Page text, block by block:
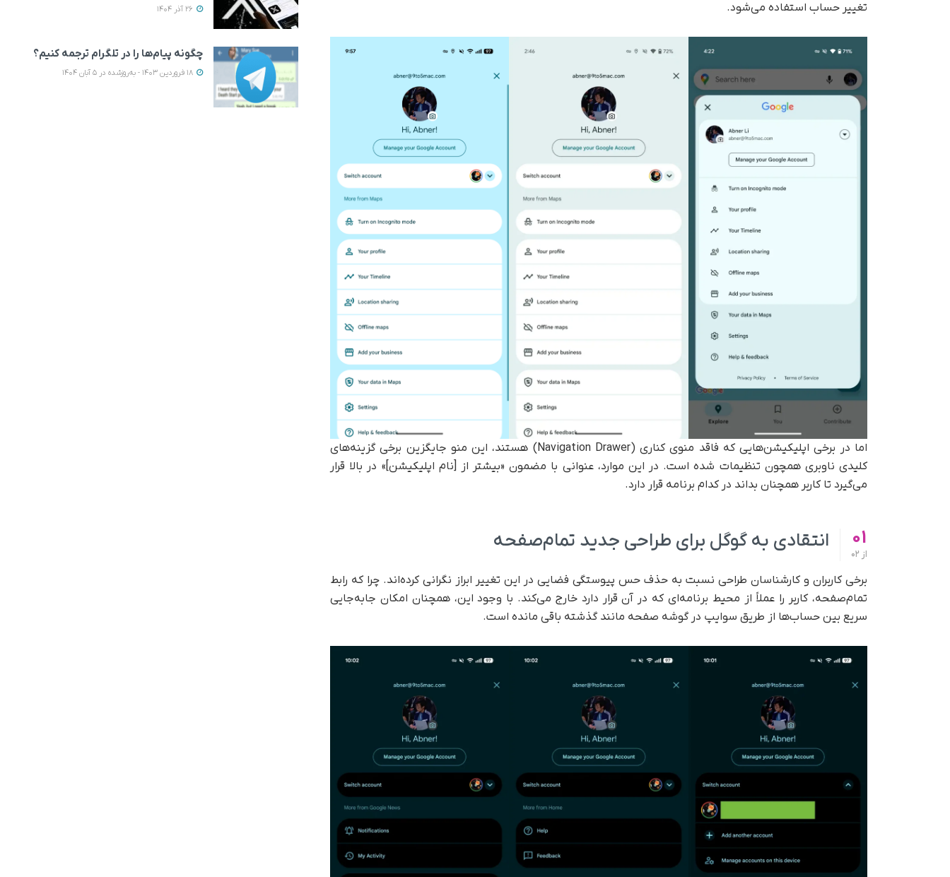
تغییر حساب استفاده می‌شود.
اما در برخی اپلیکیشن‌هایی که فاقد منوی کناری (Navigation Drawer) هستند، این منو جایگزین برخی گزینه‌های
کلیدی ناوبری همچون تنظیمات شده است. در این موارد، عنوانی با مضمون «بیشتر از [نام اپلیکیشن]» در بالا قرار
می‌گیرد تا کاربر همچنان بداند در کدام برنامه قرار دارد.
01
از
انتقادی به گوگل برای طراحی جدید تمام‌صفحه
برخی کاربران و کارشناسان طراحی نسبت به حذف حس پیوستگی فضایی در این تغییر ابراز نگرانی کرده‌اند. چرا که رابط
تمام‌صفحه، کاربر را عملاً از محیط برنامه‌ای که در آن قرار دارد خارج می‌کند. با وجود این، همچنان امکان جابه‌جایی
سریع بین حساب‌ها از طریق سوایپ در گوشه صفحه مانند گذشته باقی مانده است.
چگونه پیام‌ها را در تلگرام ترجمه کنیم؟